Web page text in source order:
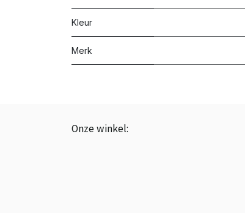
Kleur
Merk
Onze winkel: